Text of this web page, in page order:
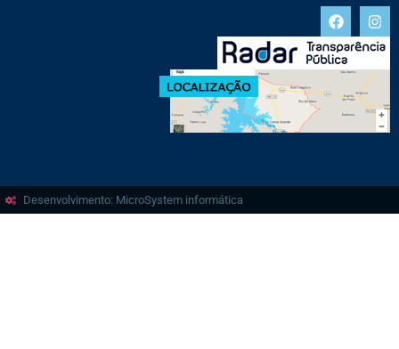
Desenvolvimento: MicroSystem informática